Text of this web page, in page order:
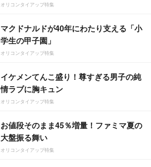
オリコンタイアップ特集
マクドナルドが40年にわたり支える「小
学生の甲子園」
オリコンタイアップ特集
イケメンてんこ盛り！尊すぎる男子の純
情ラブに胸キュン
オリコンタイアップ特集
お値段そのまま45％増量！ファミマ夏の
大盤振る舞い
オリコンタイアップ特集